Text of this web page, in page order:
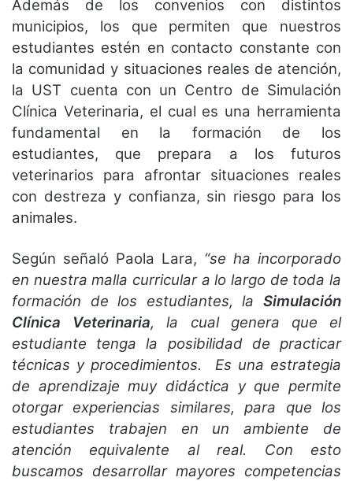
Además de los convenios con distintos
municipios, los que permiten que nuestros
estudiantes estén en contacto constante con
la comunidad y situaciones reales de atención,
la UST cuenta con un Centro de Simulación
Clínica Veterinaria, el cual es una herramienta
fundamental en la formación de los
estudiantes, que prepara a los futuros
veterinarios para afrontar situaciones reales
con destreza y confianza, sin riesgo para los
animales.
Según señaló Paola Lara, “se ha incorporado
en nuestra malla curricular a lo largo de toda la
formación de los estudiantes, la Simulación
Clínica Veterinaria, la cual genera que el
estudiante tenga la posibilidad de practicar
técnicas y procedimientos. Es una estrategia
de aprendizaje muy didáctica y que permite
otorgar experiencias similares, para que los
estudiantes trabajen en un ambiente de
atención equivalente al real. Con esto
buscamos desarrollar mayores competencias